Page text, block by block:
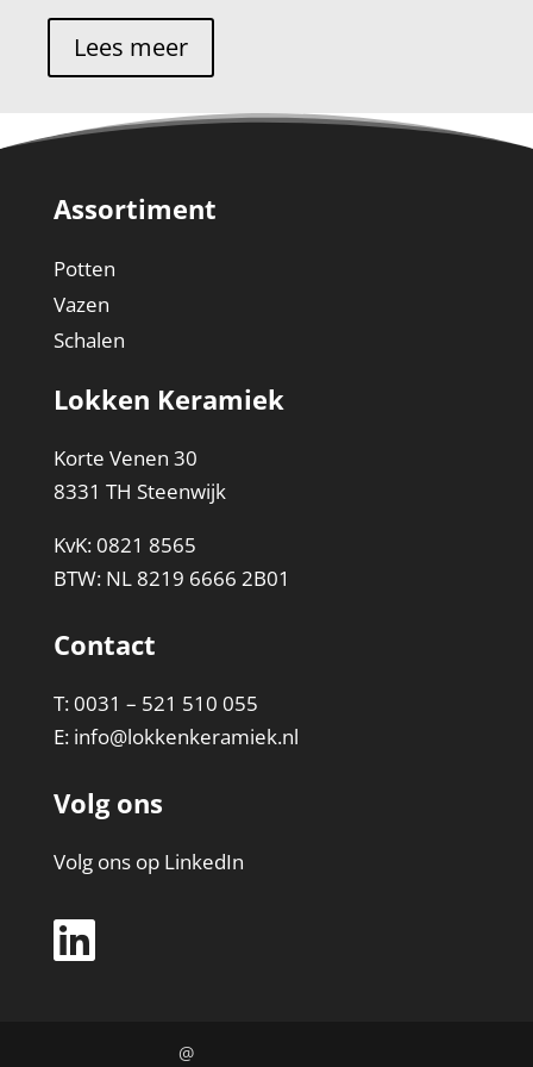
Lees meer
Assortiment
Potten
Vazen
Schalen
Lokken Keramiek
Korte Venen 30
8331 TH Steenwijk
KvK: 0821 8565
BTW: NL 8219 6666 2B01
Contact
T: 0031 – 521 510 055
E: info@lokkenkeramiek.nl
Volg ons
Volg ons op LinkedIn
@